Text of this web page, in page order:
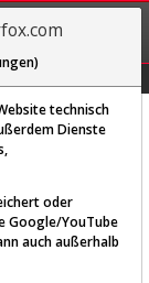
REGIS-
TRIEREN
technisch
Dienste
oder
Google/YouTube
auch außerhalb